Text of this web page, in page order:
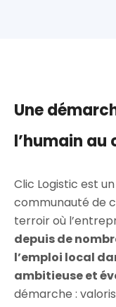
Une
l’humain au
Clic Logistic est
communauté de
terroir où
depuis de
l’emploi local
ambitieuse et
démarche :